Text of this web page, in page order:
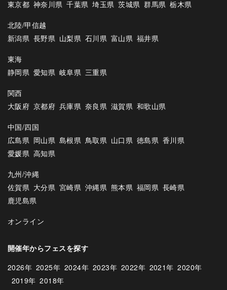
東京都 神奈川県 千葉県 埼玉県 茨城県 群馬県 栃木県
北陸/甲信越
新潟県 長野県 山梨県 石川県 富山県 福井県
東海
静岡県 愛知県 岐阜県 三重県
関西
大阪府 京都府 兵庫県 奈良県 滋賀県 和歌山県
中国/四国
広島県 岡山県 島根県 鳥取県 山口県 徳島県 香川県
愛媛県 高知県
九州/沖縄
佐賀県 大分県 宮崎県 沖縄県 熊本県 福岡県 長崎県
鹿児島県
オンライン
開催年からフェスを探す
2026年 2025年 2024年 2023年 2022年 2021年 2020年
2019年 2018年